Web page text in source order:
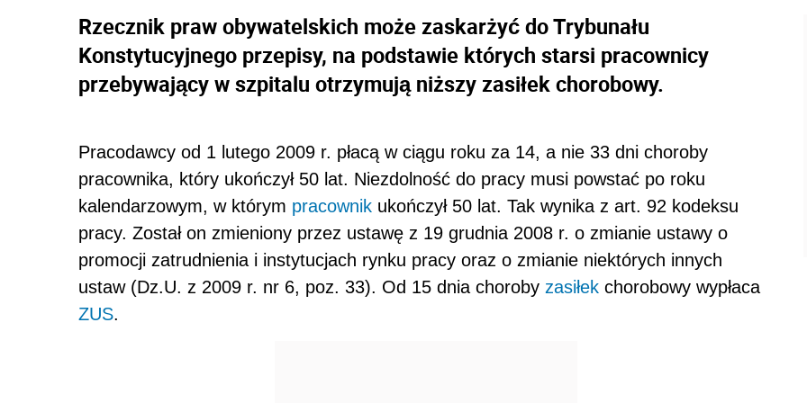
Rzecznik praw obywatelskich może zaskarżyć do Trybunału
Konstytucyjnego przepisy, na podstawie których starsi pracownicy
przebywający w szpitalu otrzymują niższy zasiłek chorobowy.
Pracodawcy od 1 lutego 2009 r. płacą w ciągu roku za 14, a nie 33 dni choroby
pracownika, który ukończył 50 lat. Niezdolność do pracy musi powstać po roku
kalendarzowym, w którym pracownik ukończył 50 lat. Tak wynika z art. 92 kodeksu
pracy. Został on zmieniony przez ustawę z 19 grudnia 2008 r. o zmianie ustawy o
promocji zatrudnienia i instytucjach rynku pracy oraz o zmianie niektórych innych
ustaw (Dz.U. z 2009 r. nr 6, poz. 33). Od 15 dnia choroby zasiłek chorobowy wypłaca
ZUS.